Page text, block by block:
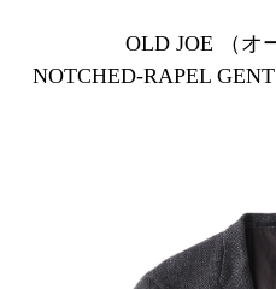
OLD JOE （オ
NOTCHED-RAPEL